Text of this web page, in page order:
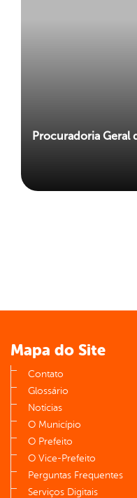
Procuradoria Geral
Mapa do Site
Contato
Glossário
Notícias
O Município
O Prefeito
O Vice-Prefeito
Perguntas Frequentes
Serviços Digitais